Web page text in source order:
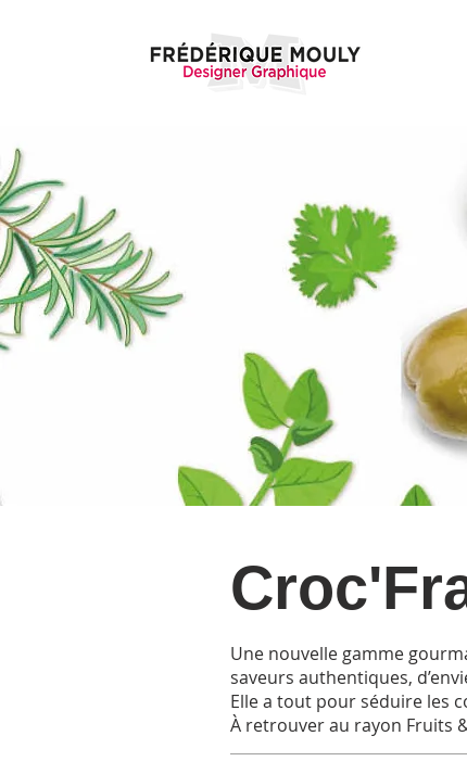
Une nouvelle gamme
saveurs authentiques,
Elle a tout pour séduire les
À retrouver au rayon Fruits